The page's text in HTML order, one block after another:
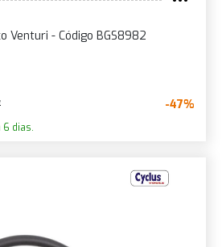
Venturi - Código BGS8982
-47%
6 dias.